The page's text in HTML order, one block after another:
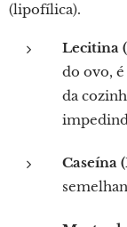
(lipofílica).
Lecitina
do ovo,
da
Caseína